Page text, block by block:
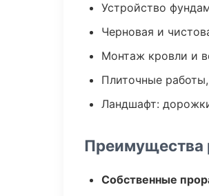
Устройство
Черновая и
Монтаж кровли и
Плиточные
Ландшафт:
Преимущества
Собственные